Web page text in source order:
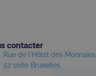
contacter​
Rue de l'Hôtel des Monnaies
52 1060 Bruxelles